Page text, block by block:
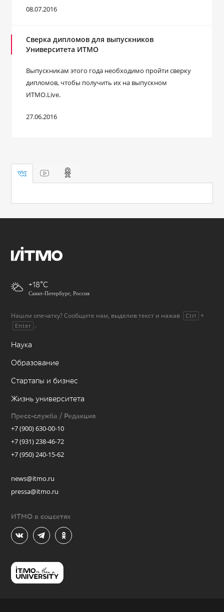
08.07.2016
Сверка дипломов для выпускников
Университета ИТМО
Выпускникам этого года необходимо пройти сверку
дипломов, чтобы получить их на выпускном
ИТМО.Live.
27.06.2016
+18
Санкт-Петербург, Россия
Нашли опечатку? Сообщите нам, выделив текст и нажав Ctrl +
Enter .
Наука
Образование
Стартапы и бизнес
Жизнь университета
Пресс-служба / Редакция
+7 (900) 630-00-10
+7 (931) 238-46-72
+7 (950) 240-15-62
news@itmo.ru
pressa@itmo.ru
ИТМО в соцсетях